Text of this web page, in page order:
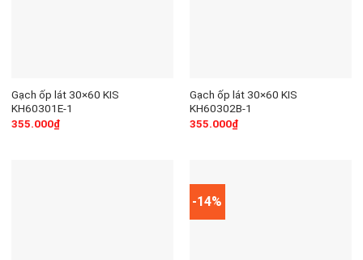
Gạch ốp lát 30×60 KIS
KH60301E-1
355.000₫
Gạch ốp lát 30×60 KIS
KH60302B-1
355.000₫
-14%